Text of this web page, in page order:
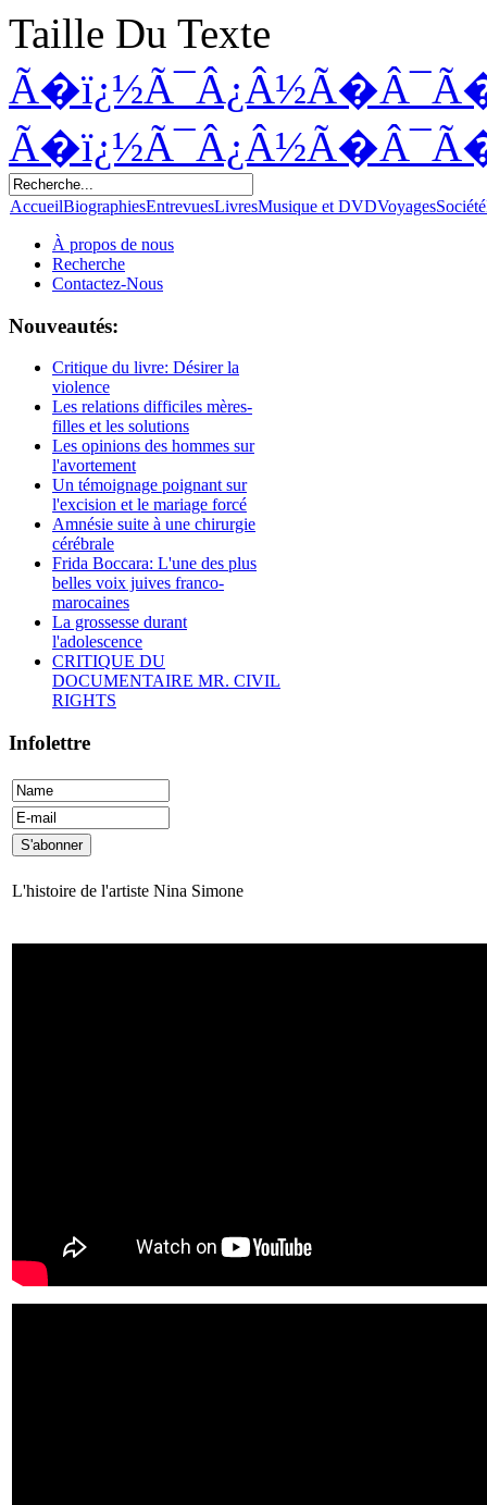
Taille Du Texte
AccueilBiographiesEntrevuesLivresMusique et DVDVoyagesSociété
À propos de nous
Recherche
Contactez-Nous
Nouveautés:
Critique du livre: Désirer la
violence
Les relations difficiles mères-
filles et les solutions
Les opinions des hommes sur
l'avortement
Un témoignage poignant sur
l'excision et le mariage forcé
Amnésie suite à une chirurgie
cérébrale
Frida Boccara: L'une des plus
belles voix juives franco-
marocaines
La grossesse durant
l'adolescence
CRITIQUE DU
DOCUMENTAIRE MR. CIVIL
RIGHTS
Infolettre
L'histoire de l'artiste Nina Simone